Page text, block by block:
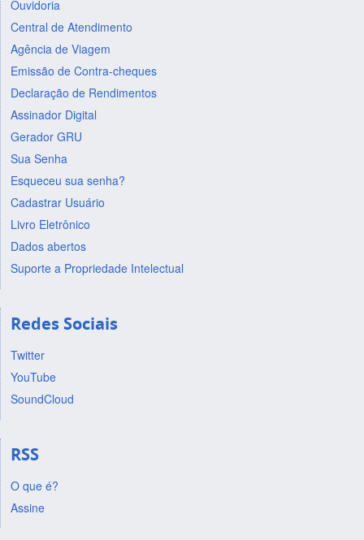
Ouvidoria
Central de Atendimento
Agência de Viagem
Emissão de Contra-cheques
Declaração de Rendimentos
Assinador Digital
Gerador GRU
Sua Senha
Esqueceu sua senha?
Cadastrar Usuário
Livro Eletrônico
Dados abertos
Suporte a Propriedade Intelectual
Redes Sociais
Twitter
YouTube
SoundCloud
RSS
O que é?
Assine